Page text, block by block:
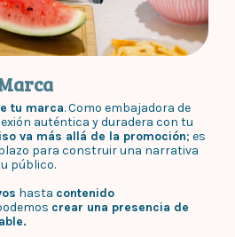
tu marca. Como embajadora de
auténtica y duradera con tu
va más allá de la promoción; es
para construir una narrativa
público.
hasta contenido
crear una presencia de